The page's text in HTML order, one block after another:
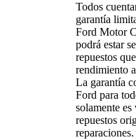
Todos
garantía
Ford Motor
podrá estar
repuestos
rendimiento
La garantía
Ford para
solamente
repuestos
reparaciones.